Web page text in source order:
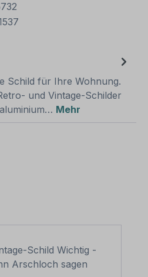
Schild für Ihre Wohnung.
und Vintage-Schilder
Mehr